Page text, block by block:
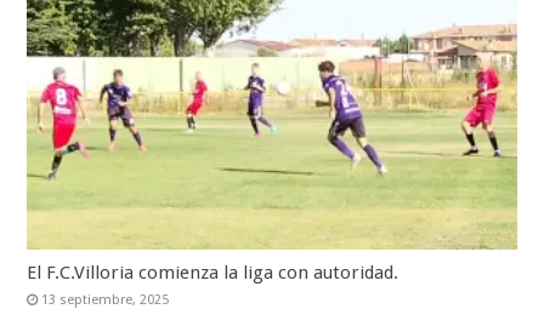
El F.C.Villoria comienza la liga con autoridad.
13 septiembre, 2025